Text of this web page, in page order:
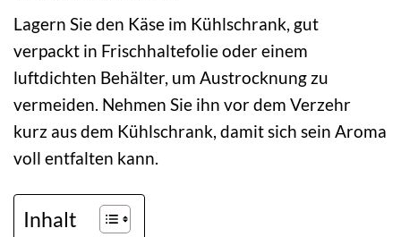
Lagern Sie den Käse im Kühlschrank, gut
verpackt in Frischhaltefolie oder einem
luftdichten Behälter, um Austrocknung zu
vermeiden. Nehmen Sie ihn vor dem Verzehr
kurz aus dem Kühlschrank, damit sich sein Aroma
voll entfalten kann.
Inhalt